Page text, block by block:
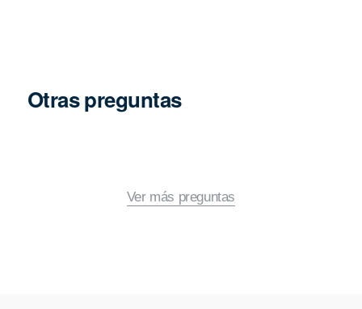
Otras preguntas
Ver más preguntas